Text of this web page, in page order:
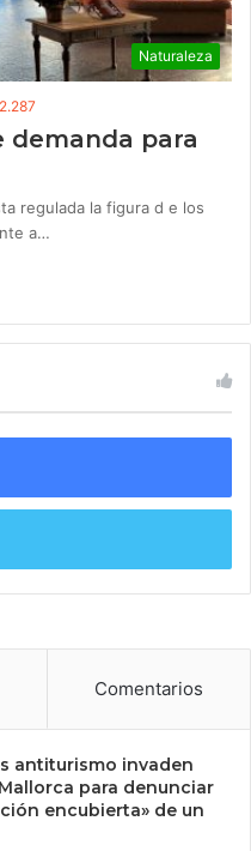
Naturaleza
2.287
demanda para
regulada la figura d e los
a…
Comentarios
antiturismo invaden
para denunciar
encubierta» de un